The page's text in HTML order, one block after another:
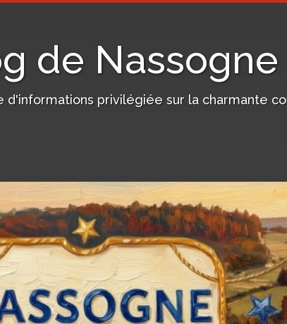
de Nassogne
privilégiée sur la charmante